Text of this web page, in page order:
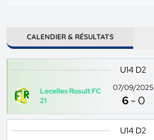
CALENDIER & RÉSULTATS
U14 D2
Lecelles Rosult FC
21
07/09/2025
6 -0
U14 D2